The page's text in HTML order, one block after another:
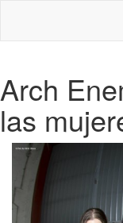
Arch
las